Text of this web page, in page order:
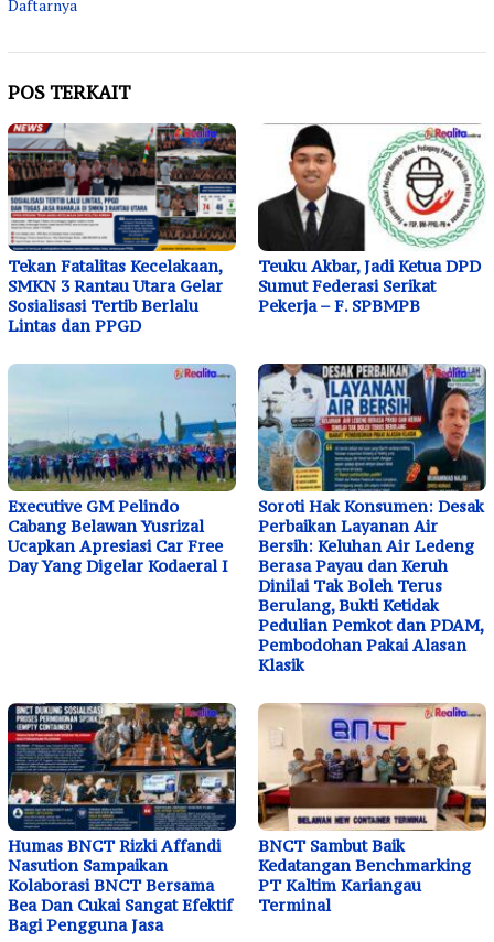
Daftarnya
POS TERKAIT
Tekan Fatalitas Kecelakaan,
SMKN 3 Rantau Utara Gelar
Sosialisasi Tertib Berlalu
Lintas dan PPGD
Teuku Akbar, Jadi Ketua DPD
Sumut Federasi Serikat
Pekerja – F. SPBMPB
Executive GM Pelindo
Cabang Belawan Yusrizal
Ucapkan Apresiasi Car Free
Day Yang Digelar Kodaeral I
Soroti Hak Konsumen: Desak
Perbaikan Layanan Air
Bersih: Keluhan Air Ledeng
Berasa Payau dan Keruh
Dinilai Tak Boleh Terus
Berulang, Bukti Ketidak
Pedulian Pemkot dan PDAM,
Pembodohan Pakai Alasan
Klasik
Humas BNCT Rizki Affandi
Nasution Sampaikan
Kolaborasi BNCT Bersama
Bea Dan Cukai Sangat Efektif
Bagi Pengguna Jasa
BNCT Sambut Baik
Kedatangan Benchmarking
PT Kaltim Kariangau
Terminal